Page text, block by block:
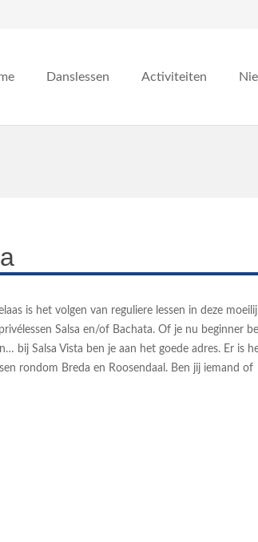
Danslessen Activiteiten
is het volgen van reguliere lessen in deze
Salsa en/of Bachata. Of je nu beginner
bij Salsa Vista ben je aan het goede adres. Er is
rondom Breda en Roosendaal. Ben jij iemand of